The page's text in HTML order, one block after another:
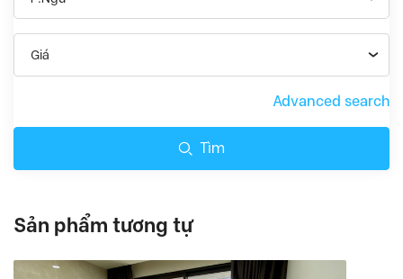
Giá
Advanced search
Tìm
Sản phẩm tương tự